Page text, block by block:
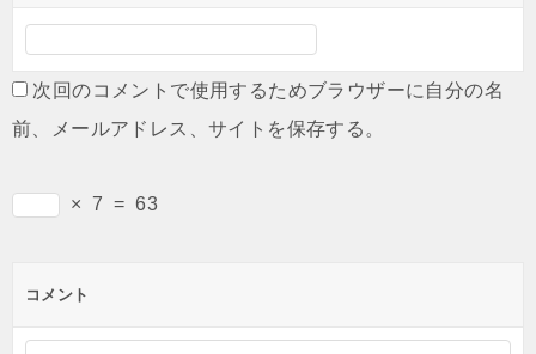
次回のコメントで使用するためブラウザーに自分の名
前、メールアドレス、サイトを保存する。
× 7 = 63
コメント